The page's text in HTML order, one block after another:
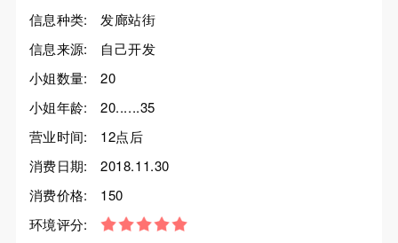
信息种类:
发廊站街
信息来源:
自己开发
小姐数量:
20
小姐年龄:
20......35
营业时间:
12点后
消费日期:
2018.11.30
消费价格:
150
环境评分: